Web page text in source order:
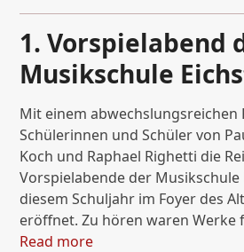
1. Vorspielabend
Musikschule
Mit einem abwechslungsreichen
Schülerinnen und Schüler von
Koch und Raphael Righetti die
Vorspielabende der Musikschule
diesem Schuljahr im Foyer des
eröffnet. Zu hören waren
Read more